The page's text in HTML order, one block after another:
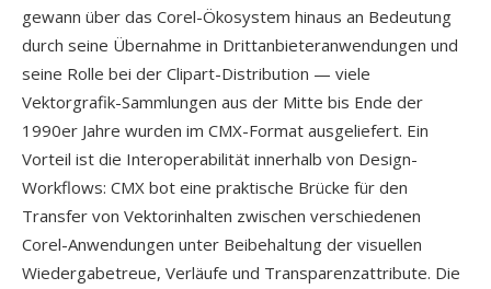
gewann über das Corel-Ökosystem hinaus an Bedeutung
durch seine Übernahme in Drittanbieteranwendungen und
seine Rolle bei der Clipart-Distribution — viele
Vektorgrafik-Sammlungen aus der Mitte bis Ende der
1990er Jahre wurden im CMX-Format ausgeliefert. Ein
Vorteil ist die Interoperabilität innerhalb von Design-
Workflows: CMX bot eine praktische Brücke für den
Transfer von Vektorinhalten zwischen verschiedenen
Corel-Anwendungen unter Beibehaltung der visuellen
Wiedergabetreue, Verläufe und Transparenzattribute. Die